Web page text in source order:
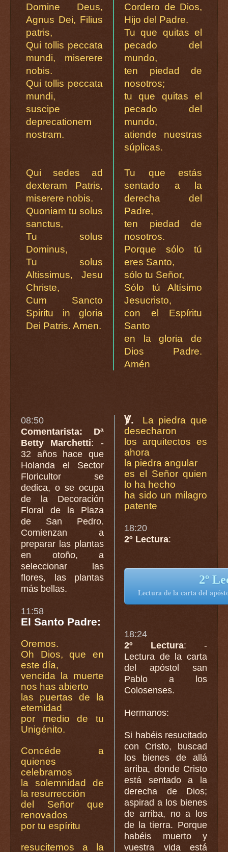
Domine Deus,
Agnus Dei, Filius
patris,
Qui tollis peccata
mundi, miserere
nobis.
Qui tollis peccata
mundi,
suscipe
deprecationem
nostram.
Qui sedes ad
dexteram Patris,
miserere nobis.
Quoniam tu solus
sanctus,
Tu solus
Dominus,
Tu solus
Altissimus, Jesu
Christe,
Cum Sancto
Spiritu in gloria
Dei Patris. Amen.
Cordero de Dios,
Hijo del Padre.
Tu que quitas el
pecado del
mundo,
ten piedad de
nosotros;
tu que quitas el
pecado del
mundo,
atiende nuestras
súplicas.
Tu que estás
sentado a la
derecha del
Padre,
ten piedad de
nosotros.
Porque sólo tú
eres Santo,
sólo tu Señor,
Sólo tú Altísimo
Jesucristo,
con el Espíritu
Santo
en la gloria de
Dios Padre.
Amén
08:50
Comentarista: Dª
Betty Marchetti: -
32 años hace que
Holanda el Sector
Floricultor se
dedica, o se ocupa
de la Decoración
Floral de la Plaza
de San Pedro.
Comienzan a
preparar las plantas
en otoño, a
seleccionar las
flores, las plantas
más bellas.
11:58
El Santo Padre:
Oremos.
Oh Dios, que en
este día,
vencida la muerte
nos has abierto
las puertas de la
eternidad
por medio de tu
Unigénito.
Concéde a
quienes
celebramos
la solemnidad de
la resurrección
del Señor que
renovados
por tu espíritu
resucitemos a la
℣.
La piedra que
desecharon
los arquitectos es
ahora
la piedra angular
es el Señor quien
lo ha hecho
ha sido un milagro
patente
18:20
2º Lectura:
2º
Lectura de la carta del
18:24
2º Lectura: -
Lectura de la carta
del apóstol san
Pablo a los
Colosenses.
Hermanos:
Si habéis resucitado
con Cristo, buscad
los bienes de allá
arriba, donde Cristo
está sentado a la
derecha de Dios;
aspirad a los bienes
de arriba, no a los
de la tierra. Porque
habéis muerto y
vuestra vida está